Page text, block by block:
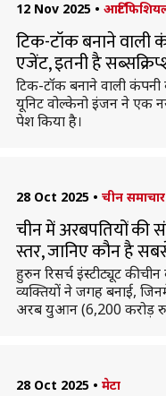
12 Nov 2025 •
टिक-टॉक बनाने वाली
एजेंट, इतनी है
टिक-टॉक बनाने वाली
यूनिट वोल्केनो इंजन ने एक
पेश किया है।
28 Oct 2025 • चीन समाचार
चीन में अरबपतियों की
स्तर, जानिए कौन है
हुरुन रिसर्च इंस्टीट्यूट की
व्यक्तियों ने जगह बनाई,
अरब युआन (6,200 करोड़
28 Oct 2025 • मेटा